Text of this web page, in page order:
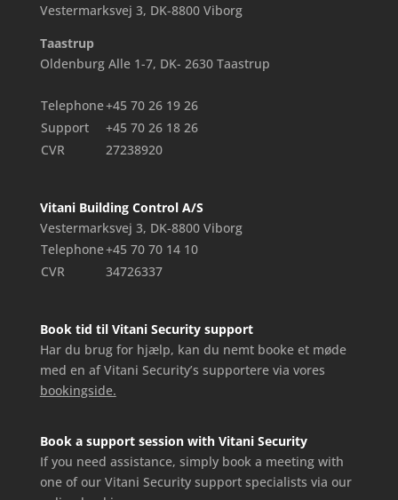
Vestermarksvej 3, DK-8800 Viborg
Taastrup
Oldenburg Alle 1-7, DK- 2630 Taastrup
Telephone+45 70 26 19 26
Support
+45 70 26 18 26
CVR
27238920
Vitani Building Control A/S
Vestermarksvej 3, DK-8800 Viborg
Telephone+45 70 70 14 10
CVR
34726337
Book tid til Vitani Security support
Har du brug for hjælp, kan du nemt booke et møde
med en af Vitani Security’s supportere via vores
bookingside.
Book a support session with Vitani Security
If you need assistance, simply book a meeting with
one of our Vitani Security support specialists via our